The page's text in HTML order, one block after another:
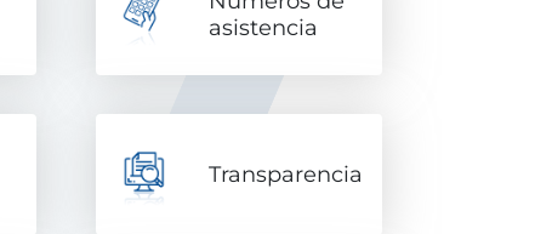
asistencia
Transparencia